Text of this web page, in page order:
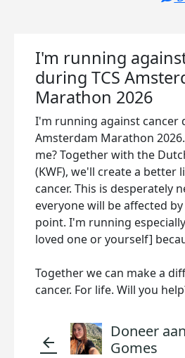
I'm running
during TCS
Marathon 2026
I'm running against cancer
Amsterdam Marathon
me? Together with the
(KWF), we'll create a better
cancer. This is desperately
everyone will be affected
point. I'm running
loved one or yourself]
Together we can make a
cancer. For life. Will you
arrow_back
Doneer
Gomes